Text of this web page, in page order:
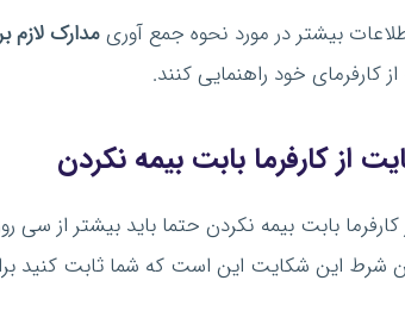
بیشتر در مورد نحوه جمع آوریمدارک
کارفرمای خود راهنمایی کنند.
از کارفرما بابت بیمه نکردن
بابت بیمه نکردن حتما باید بیشتر از سی
این شکایت این است که شما ثابت کنید